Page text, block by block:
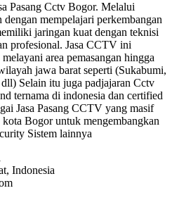
Pasang Cctv Bogor. Melalui
mempelajari perkembangan
jaringan kuat dengan teknisi
profesional. Jasa CCTV ini
area pemasangan hingga
jawa barat seperti (Sukabumi,
Selain itu juga padjajaran Cctv
ternama di indonesia dan certified
Jasa Pasang CCTV yang masif
Bogor untuk mengembangkan
Sistem lainnya
Indonesia